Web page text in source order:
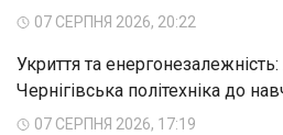
07 СЕРПНЯ 2026, 20:22
Укриття та енергонезалежність:
Чернігівська політехніка до
07 СЕРПНЯ 2026, 17:19